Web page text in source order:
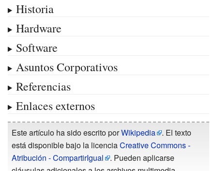
Historia
Hardware
Software
Asuntos Corporativos
Referencias
Enlaces externos
Este artículo ha sido escrito porWikipedia
. El texto
está disponible bajo la licenciaCreative Commons -
Atribución - CompartirIgual
. Pueden aplicarse